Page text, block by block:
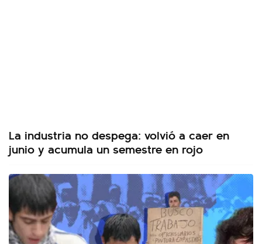
La industria no despega: volvió a caer en
junio y acumula un semestre en rojo